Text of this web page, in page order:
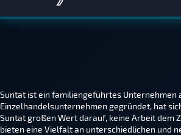
Suntat ist ein familiengeführtes Unternehmen
Einzelhandelsunternehmen gegründet, hat
Suntat großen Wert darauf, keine Arbeit dem
bieten eine Vielfalt an unterschiedlichen und